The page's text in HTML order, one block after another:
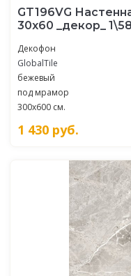
GT196VG
30x60 _декор_
Декофон
GlobalTile
бежевый
под мрамор
300x600 см.
1 430 руб.